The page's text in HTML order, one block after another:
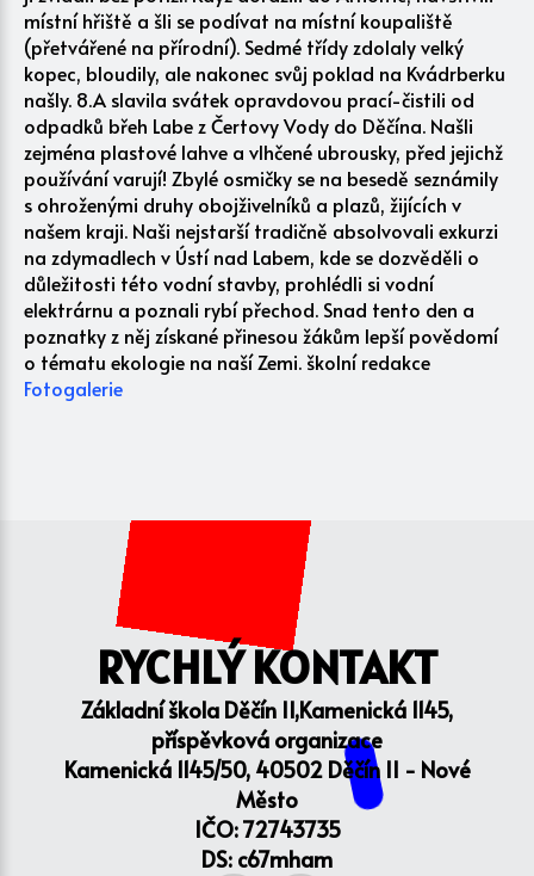
místní hřiště a šli se podívat na místní koupaliště
(přetvářené na přírodní). Sedmé třídy zdolaly velký
kopec, bloudily, ale nakonec svůj poklad na Kvádrberku
našly. 8.A slavila svátek opravdovou prací-čistili od
odpadků břeh Labe z Čertovy Vody do Děčína. Našli
zejména plastové lahve a vlhčené ubrousky, před jejichž
používání varují! Zbylé osmičky se na besedě seznámily
s ohroženými druhy obojživelníků a plazů, žijících v
našem kraji. Naši nejstarší tradičně absolvovali exkurzi
na zdymadlech v Ústí nad Labem, kde se dozvěděli o
důležitosti této vodní stavby, prohlédli si vodní
elektrárnu a poznali rybí přechod. Snad tento den a
poznatky z něj získané přinesou žákům lepší povědomí
o tématu ekologie na naší Zemi. školní redakce
Fotogalerie
RYCHLÝ KONTAKT
Základní škola Děčín II,Kamenická 1145,
příspěvková organizace
Kamenická 1145/50, 40502 Děčín II - Nové
Město
IČO: 72743735
DS: c67mham